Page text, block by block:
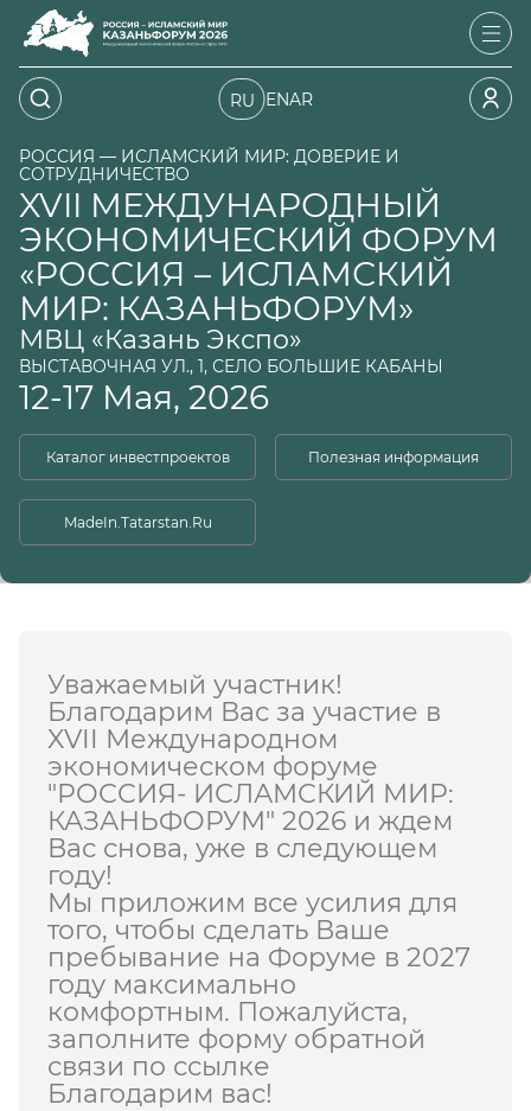
RU ENAR
РОССИЯ — ИСЛАМСКИЙ МИР: ДОВЕРИЕ И
СОТРУДНИЧЕСТВО
XVII МЕЖДУНАРОДНЫЙ
ЭКОНОМИЧЕСКИЙ ФОРУМ
«РОССИЯ – ИСЛАМСКИЙ
МИР: КАЗАНЬФОРУМ»
МВЦ «Казань Экспо»
ВЫСТАВОЧНАЯ УЛ., 1, СЕЛО БОЛЬШИЕ КАБАНЫ
12-17 Мая, 2026
Каталог инвестпроектов Полезная информация
MadeIn.Tatarstan.Ru
Уважаемый участник!
Благодарим Вас за участие в
XVII Международном
экономическом форуме
"РОССИЯ- ИСЛАМСКИЙ МИР:
КАЗАНЬФОРУМ" 2026 и ждем
Вас снова, уже в следующем
году!
Мы приложим все усилия для
того, чтобы сделать Ваше
пребывание на Форуме в 2027
году максимально
комфортным. Пожалуйста,
заполните форму обратной
связи по ссылке
Благодарим вас!